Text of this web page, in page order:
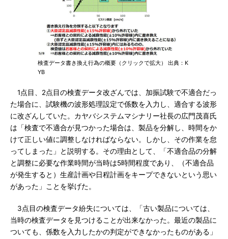
検査データ書き換え行為の概要（クリックで拡大） 出典：K
YB
1点目、2点目の検査データ改ざんでは、加振試験で不適合だっ
た場合に、試験機の波形処理設定で係数を入力し、適合する波形
に改ざんしていた。カヤバシステムマシナリー社長の広門茂喜氏
は「検査で不適合が見つかった場合は、製品を分解し、時間をか
けて正しい値に調整しなければならない。しかし、その作業を怠
ってしまった」と説明する。その理由として、「不適合品の分解
と調整に必要な作業時間が当時は5時間程度であり、（不適合品
が発生すると）生産計画や日程計画をキープできないという思い
があった」ことを挙げた。
3点目の検査データ紛失については、「古い製品については、
当時の検査データを見つけることが出来なかった。最近の製品に
ついても、係数を入力したかの判定ができなかったものがある」